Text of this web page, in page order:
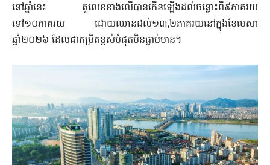
នៅឆ្នាំនេះ តួលេខខាងលើបានកើនឡើងដល់ចន្លោះពី៩ភាគរយ
ទៅ១០ភាគរយ ដោយឈានដល់១៣,២ភាគរយនៅក្នុងខែមេសា
ឆ្នាំ២០២៦ ដែលជាកម្រិតខ្ពស់បំផុតមិនធ្លាប់មាន។